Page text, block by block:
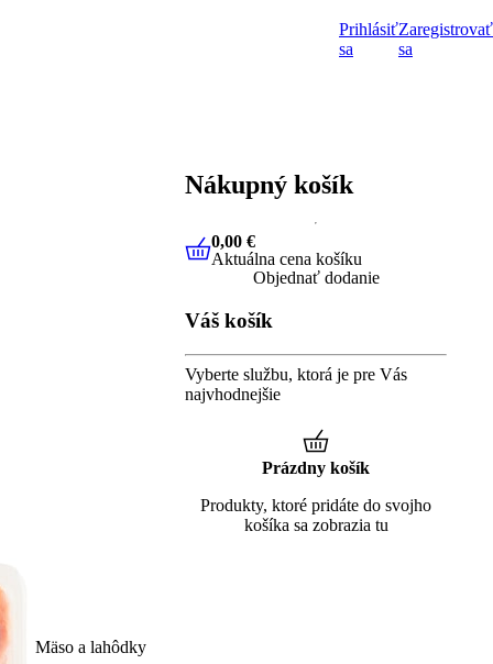
Prihlásiť
sa
Zaregistrovať
sa
Mäso a lahôdky
Nákupný košík
0,00 €Aktuálna cena košíku
0,00 €
Aktuálna cena košíku
Objednať dodanie
Váš košík
Vyberte službu, ktorá je pre Vás
najvhodnejšie
Prázdny košík
Produkty, ktoré pridáte do svojho
košíka sa zobrazia tu